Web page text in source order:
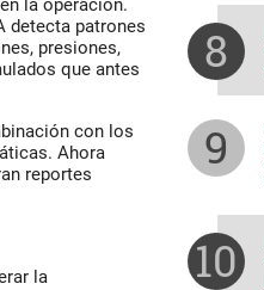
la operación.
detecta patrones
presiones,
que antes
con los
Ahora
reportes
la